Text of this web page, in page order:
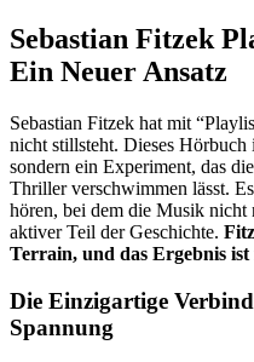
Sebastian Fitzek
Ein Neuer Ansatz
Sebastian Fitzek hat mit
nicht stillsteht. Dieses
sondern ein Experiment, das
Thriller verschwimmen lässt.
hören, bei dem die Musik
aktiver Teil der Geschichte.
Terrain, und das Ergebnis ist
Die Einzigartige
Spannung